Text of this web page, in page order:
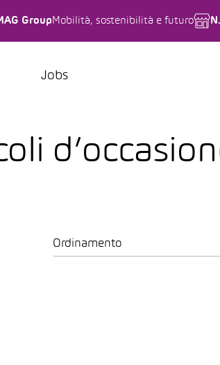
Group Mobilità, sostenibilità e futuro
Jobs
Ordinamento